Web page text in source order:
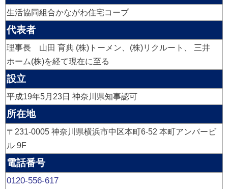
生活協同組合かながわ住宅コープ
代表者
理事長 山田 育典 (株)トーメン、(株)リクルート、 三井
ホーム(株)を経て現在に至る
設立
平成19年5月23日 神奈川県知事認可
所在地
〒231-0005 神奈川県横浜市中区本町6-52 本町アンバービ
ル 9F
電話番号
0120-556-617